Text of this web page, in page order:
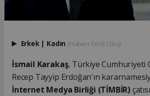
Erkek | Kadın (Haberi Sesli Oku)
İsmail Karakaş, Türkiye Cumhuriyeti
Recep Tayyip Erdoğan'ın
İnternet Medya Birliği (TİMBİR)